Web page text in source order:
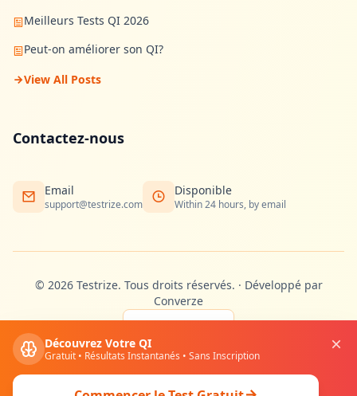
Meilleurs Tests QI 2026
Peut-on améliorer son QI?
View All Posts
Contactez-nous
Email
support@testrize.com
Disponible
Within 24 hours, by email
© 2026Testrize. Tous droits réservés. · Développé par
Converze
Découvrez Votre QI
Gratuit • Résultats Instantanés • Sans Inscription